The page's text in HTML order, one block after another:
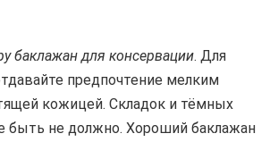
баклажан для консервации. Для
предпочтение мелким
кожицей. Складок и тёмных
быть не должно. Хороший баклажан